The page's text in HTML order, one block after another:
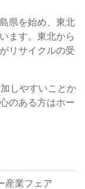
県を始め、東北
ます。東北から
リサイクルの受
しやすいことか
のある方はホー
産業フェア